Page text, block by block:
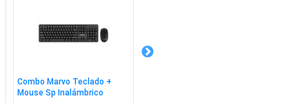
Combo Marvo Teclado +
Mouse Sp Inalámbrico